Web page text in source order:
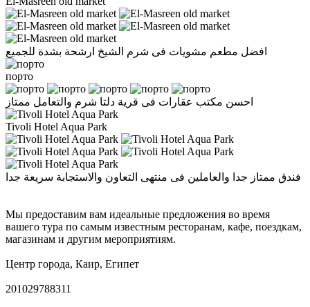
افضل مطعم مشويات فى شرم الشيخ ارشحة بشدة للجميع
порто
احسن مكتب عقارات فى قرية دلتا شرم والتعامل ممتاز
Tivoli Hotel Aqua Park
فندق ممتاز جدا والعاملين فى منتهى التعاون والاستجابة سريعة جدا
Мы предоставим вам идеальные предложения во время
вашего тура по самым известным ресторанам, кафе, поездкам,
магазинам и другим мероприятиям.
Центр города, Каир, Египет
201029788311